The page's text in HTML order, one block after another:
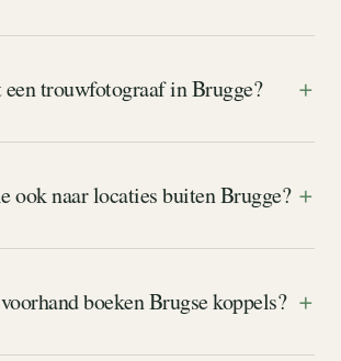
een trouwfotograaf in Brugge? +
ook naar locaties buiten Brugge? +
boeken Brugse koppels? +